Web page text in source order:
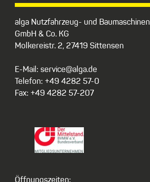
alga Nutzfahrzeug- und Baumaschinen
GmbH & Co. KG
Molkereistr. 2, 27419 Sittensen
E-Mail: service@alga.de
Telefon: +49 4282 57-0
Fax: +49 4282 57-207
Öffnungszeiten: